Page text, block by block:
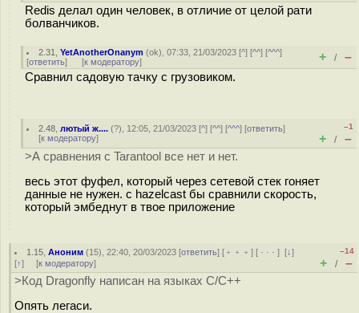
Redis делал один человек, в отличие от целой рати
болванчиков.
2.31 ,YetAnotherOnanym (ok), 07:33, 21/03/2023 [^] [^^] [^^^]
[ответить] [к модератору] + / –
Сравнил садовую тачку с грузовиком.
2.48 ,лютый ж.... (?), 12:05, 21/03/2023 [^] [^^] [^^^] [ответить]
[к модератору]
–1
+ / –
>А сравнения с Tarantool все нет и нет.
весь этот фуфел, который через сетевой стек гоняет
данные не нужен. с hazelcast бы сравнили скорость,
который эмбеднут в твое приложение
1.15 ,Аноним (15), 22:40, 20/03/2023 [ответить] [ ﹢﹢﹢] [ · · ·][↓]
[↑] [к модератору]
–14
+ / –
>Код Dragonfly написан на языках C/С++
Опять легаси.